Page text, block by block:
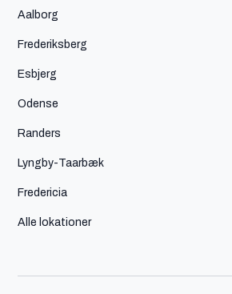
Aalborg
Frederiksberg
Esbjerg
Odense
Randers
Lyngby-Taarbæk
Fredericia
Alle lokationer